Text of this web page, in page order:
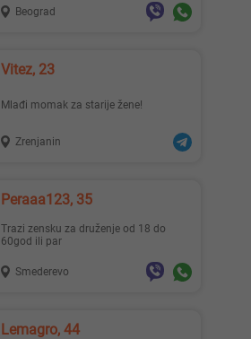
Beograd
Vitez, 23
Mlađi momak za starije žene!
Zrenjanin
Peraaa123, 35
Trazi zensku za druženje od 18 do
60god ili par
Smederevo
Lemagro, 44